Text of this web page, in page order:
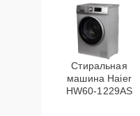
Стиральная
машина Haier
HW60-1229AS